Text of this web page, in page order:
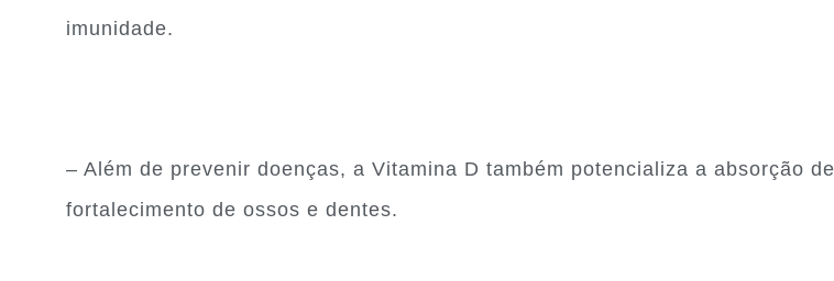
imunidade.
– Além de prevenir doenças, a Vitamina D também potencializa a absorção
fortalecimento de ossos e dentes.